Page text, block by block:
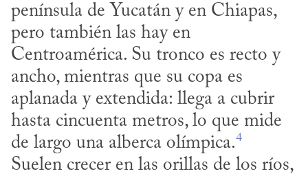
península de Yucatán y en Chiapas,
pero también las hay en
Centroamérica. Su tronco es recto y
ancho, mientras que su copa es
aplanada y extendida: llega a cubrir
hasta cincuenta metros, lo que mide
de largo una alberca olímpica.4
Suelen crecer en las orillas de los ríos,